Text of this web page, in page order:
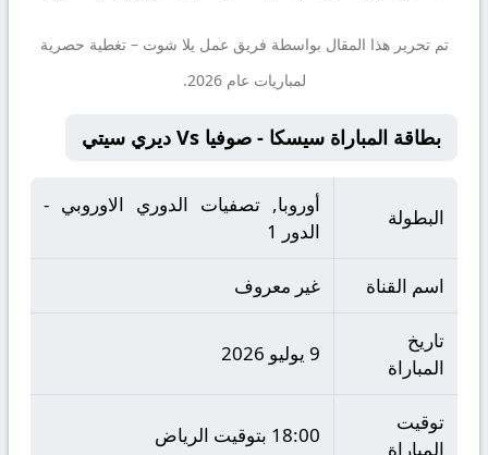
تم تحرير هذا المقال بواسطة فريق عمل يلا شوت – تغطية حصرية
لمباريات عام 2026.
بطاقة المباراة سيسكا - صوفيا Vs ديري سيتي
البطولة
أوروبا, تصفيات الدوري الاوروبي -
الدور 1
اسم القناة غير معروف
تاريخ
المباراة
9 يوليو 2026
توقيت
المباراة
18:00 بتوقيت الرياض